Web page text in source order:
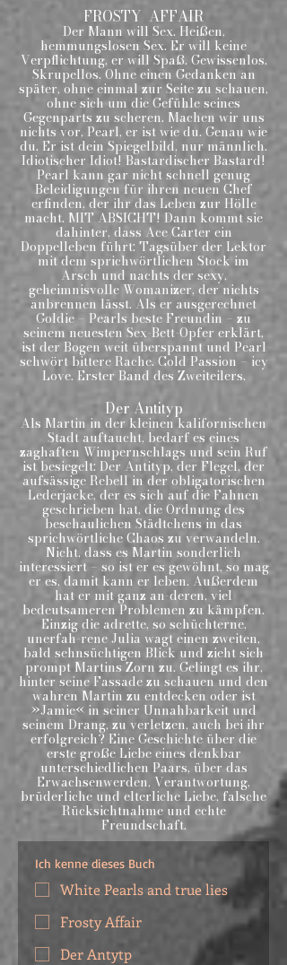
FROSTY AFFAIR
Der Mann will Sex. Heißen,
hemmungslosen Sex. Er will keine
Verpflichtung, er will Spaß. Gewissenlos.
Skrupellos. Ohne einen Gedanken an
später, ohne einmal zur Seite zu schauen,
ohne sich um die Gefühle seines
Gegenparts zu scheren. Machen wir uns
nichts vor, Pearl, er ist wie du. Genau wie
du. Er ist dein Spiegelbild, nur männlich.
Idiotischer Idiot! Bastardischer Bastard!
Pearl kann gar nicht schnell genug
Beleidigungen für ihren neuen Chef
erfinden, der ihr das Leben zur Hölle
macht. MIT ABSICHT! Dann kommt sie
dahinter, dass Ace Carter ein
Doppelleben führt: Tagsüber der Lektor
mit dem sprichwörtlichen Stock im
Arsch und nachts der sexy,
geheimnisvolle Womanizer, der nichts
anbrennen lässt. Als er ausgerechnet
Goldie – Pearls beste Freundin – zu
seinem neuesten Sex-Bett-Opfer erklärt,
ist der Bogen weit überspannt und Pearl
schwört bittere Rache. Cold Passion – icy
Love. Erster Band des Zweiteilers.
Der Antityp
Als Martin in der kleinen kalifornischen
Stadt auftaucht, bedarf es eines
zaghaften Wimpernschlags und sein Ruf
ist besiegelt: Der Antityp, der Flegel, der
aufsässige Rebell in der obligatorischen
Lederjacke, der es sich auf die Fahnen
geschrieben hat, die Ordnung des
beschaulichen Städtchens in das
sprichwörtliche Chaos zu verwandeln.
Nicht, dass es Martin sonderlich
interessiert – so ist er es gewöhnt, so mag
er es, damit kann er leben. Außerdem
hat er mit ganz an-deren, viel
bedeutsameren Problemen zu kämpfen.
Einzig die adrette, so schüchterne,
unerfah-rene Julia wagt einen zweiten,
bald sehnsüchtigen Blick und zieht sich
prompt Martins Zorn zu. Gelingt es ihr,
hinter seine Fassade zu schauen und den
wahren Martin zu entdecken oder ist
»Jamie« in seiner Unnahbarkeit und
seinem Drang, zu verletzen, auch bei ihr
erfolgreich? Eine Geschichte über die
erste große Liebe eines denkbar
unterschiedlichen Paars, über das
Erwachsenwerden, Verantwortung,
brüderliche und elterliche Liebe, falsche
Rücksichtnahme und echte
Freundschaft.
Ich kenne dieses Buch
White Pearls and true lies
Frosty Affair
Der Antytp